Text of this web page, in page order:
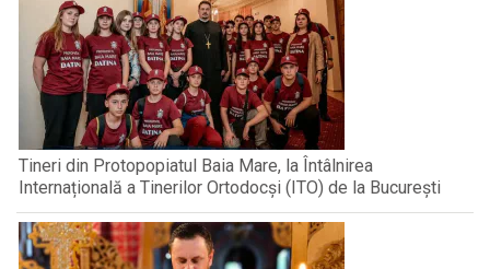
Tineri din Protopopiatul Baia Mare, la Întâlnirea
Internațională a Tinerilor Ortodocși (ITO) de la București